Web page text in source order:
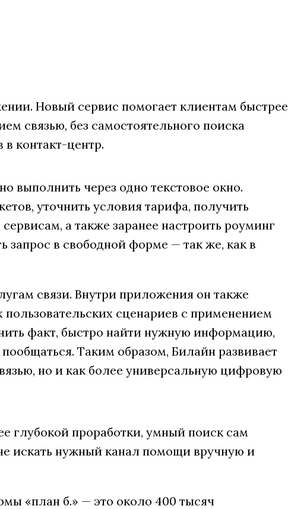
Новый сервис помогает клиентам быстрее
связью, без самостоятельного поиска
контакт-центр.
выполнить через одно текстовое окно.
уточнить условия тарифа, получить
а также заранее настроить роуминг
запрос в свободной форме — так же, как в
связи. Внутри приложения он также
сценариев с применением
факт, быстро найти нужную информацию,
Таким образом, Билайн развивает
но и как более универсальную цифровую
глубокой проработки, умный поиск сам
искать нужный канал помощи вручную и
«план б.» — это около 400 тысяч